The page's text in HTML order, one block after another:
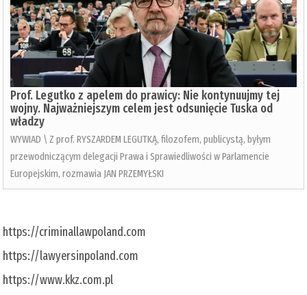
Prof. Legutko z apelem do prawicy: Nie kontynuujmy tej
wojny. Najważniejszym celem jest odsunięcie Tuska od
władzy
WYWIAD \ Z prof. RYSZARDEM LEGUTKĄ, filozofem, publicystą, byłym
przewodniczącym delegacji Prawa i Sprawiedliwości w Parlamencie
Europejskim, rozmawia JAN PRZEMYŁSKI
https://criminallawpoland.com
https://lawyersinpoland.com
https://www.kkz.com.pl